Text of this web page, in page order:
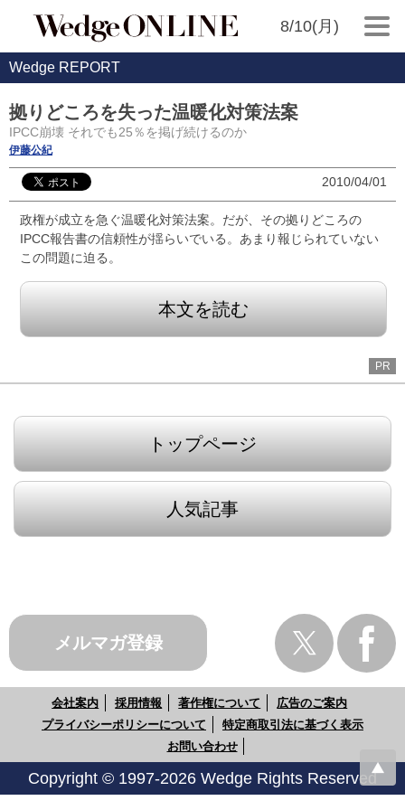
8/10(月)
Wedge REPORT
拠りどころを失った温暖化対策法案
IPCC崩壊 それでも25％を掲げ続けるのか
伊藤公紀
2010/04/01
政権が成立を急ぐ温暖化対策法案。だが、その拠りどころの
IPCC報告書の信頼性が揺らいでいる。あまり報じられていない
この問題に迫る。
本文を読む
PR
トップページ
人気記事
メルマガ登録
会社案内 採用情報 著作権について
広告のご案内
プライバシーポリシーについて
特定商取引法に基づく表示
お問い合わせ
Copyright © 1997-2026 Wedge Rights Reserved